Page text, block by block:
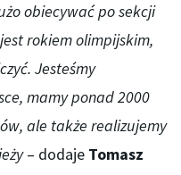
obiecywać po sekcji
rokiem olimpijskim,
Jesteśmy
mamy ponad 2000
ale także realizujemy
– dodaje Tomasz